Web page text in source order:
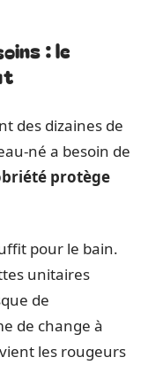
: le
des dizaines de
né a besoin de
protège
pour le bain.
unitaires
de
de change à
les rougeurs